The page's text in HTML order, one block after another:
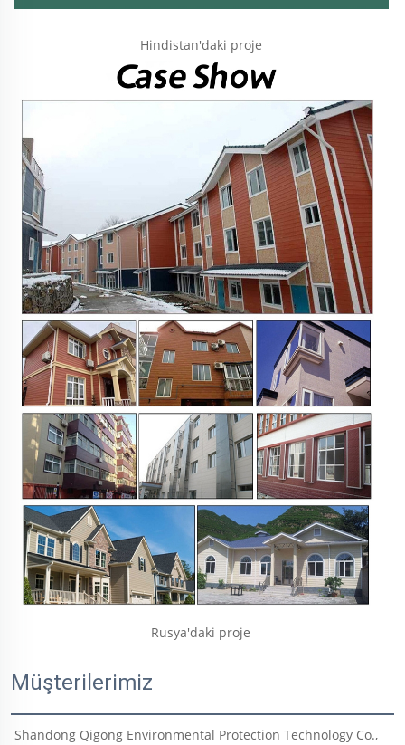
Hindistan'daki proje
Rusya'daki proje
Müşterilerimiz
Shandong Qigong Environmental Protection Technology Co.,